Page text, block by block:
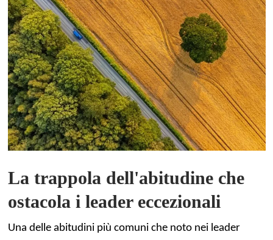
La trappola dell'abitudine che
ostacola i leader eccezionali
Una delle abitudini più comuni che noto nei leader